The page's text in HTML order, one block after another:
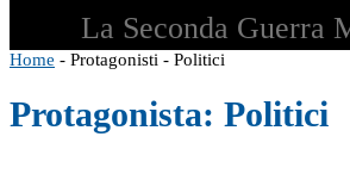
La Seconda Guerra
Home - Protagonisti - Politici
Protagonista: Politici